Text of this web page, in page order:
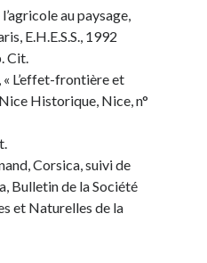
au paysage,
E.H.E.S.S., 1992
Cit.
L’effet-frontière et
Historique, Nice, n°
Corsica, suivi de
Bulletin de la Société
et Naturelles de la